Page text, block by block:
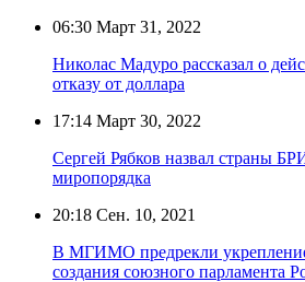
06:30 Март 31, 2022
Николас Мадуро рассказал о
отказу от доллара
17:14 Март 30, 2022
Сергей Рябков назвал страны
миропорядка
20:18 Сен. 10, 2021
В МГИМО предрекли укрепление
создания союзного парламента